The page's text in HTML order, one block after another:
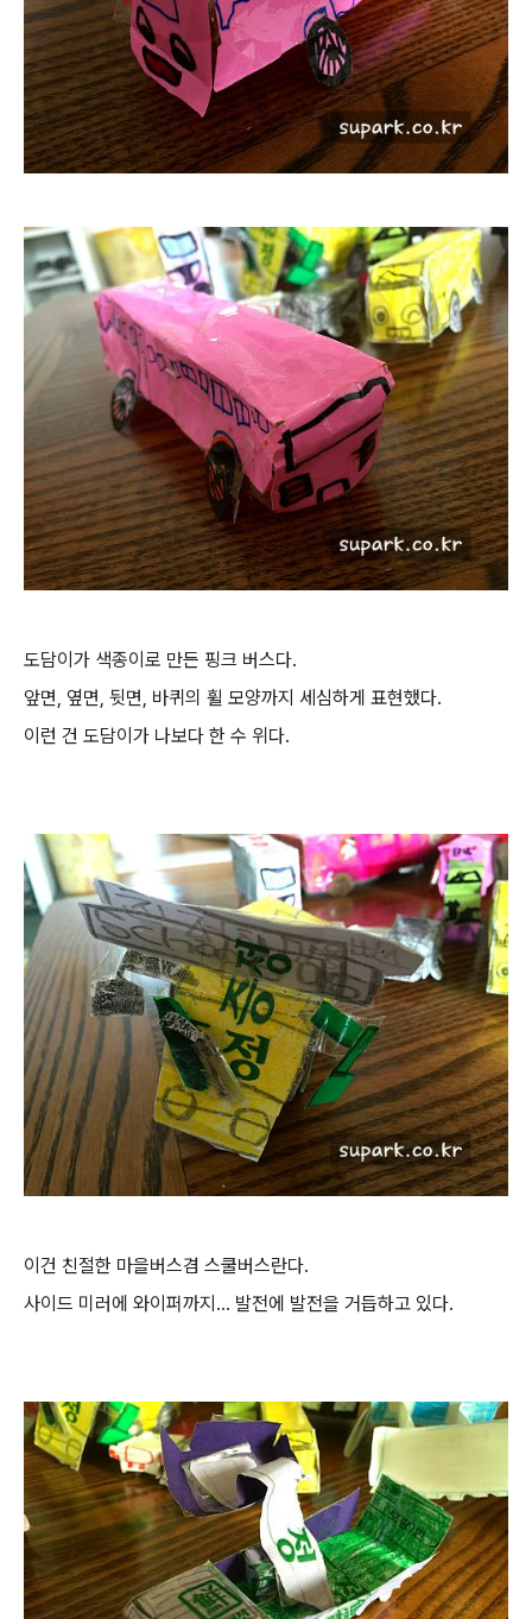
도담이가 색종이로 만든 핑크 버스다.
앞면, 옆면, 뒷면, 바퀴의 휠 모양까지 세심하게 표현했다.
이런 건 도담이가 나보다 한 수 위다.
이건 친절한 마을버스겸 스쿨버스란다.
사이드 미러에 와이퍼까지... 발전에 발전을 거듭하고 있다.